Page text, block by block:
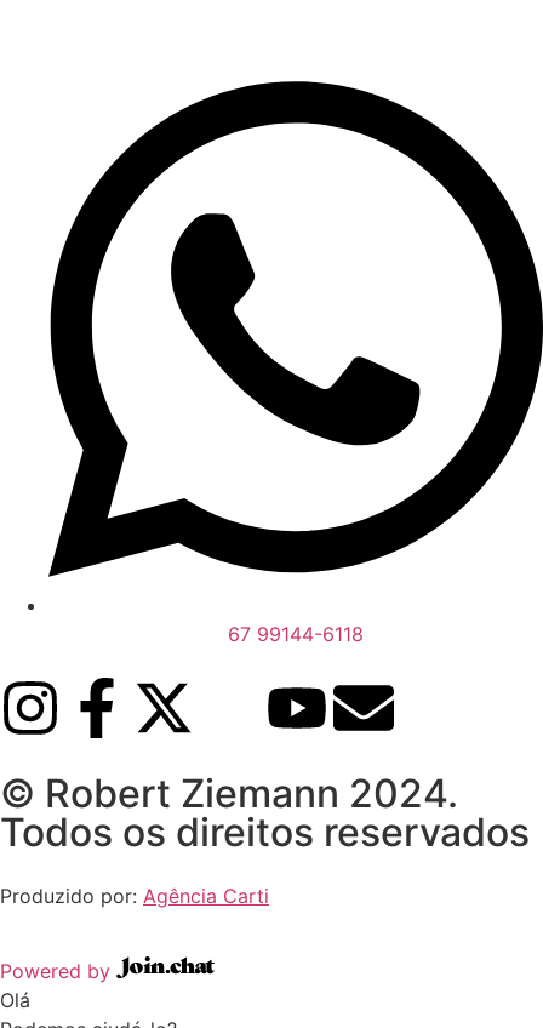
67 99144-6118
© Robert Ziemann 2024.
Todos os direitos reservados
Produzido por: Agência Carti
Powered by
Olá